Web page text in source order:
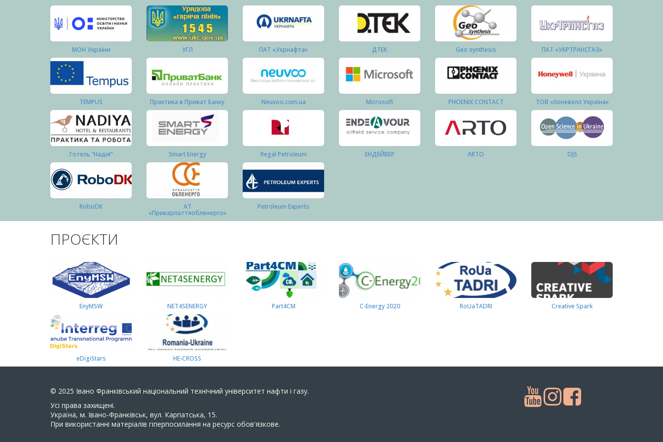
МОН України УГЛ ПАТ «Укрнафта» ДТЕК Geo synthesis ПАТ «УКРТРАНСГАЗ»
TEMPUS Практика в Приват Банку Neuvoo.com.ua Microsoft PHOENIX CONTACT ТОВ «Хоневелл Україна»
Готель “Надія” Smart Energy Regal Petroleum ЕНДЕЙВЕР ARTO OJS
RoboDK АТ
«Прикарпаттяобленерго»
Petroleum Experts
ПРОЄКТИ
EnyMSW NET4SENERGY Part4СМ C-Energy 2020 RoUaTADRI Creative Spark
eDigiStars HE-CROSS
© 2025 Івано Франківський національний технічний університет нафти і газу.
Усi права захищенi.
Україна, м. Івано-Франківськ, вул. Карпатська, 15.
При використанні матеріалів гіперпосилання на ресурс обов'язкове.